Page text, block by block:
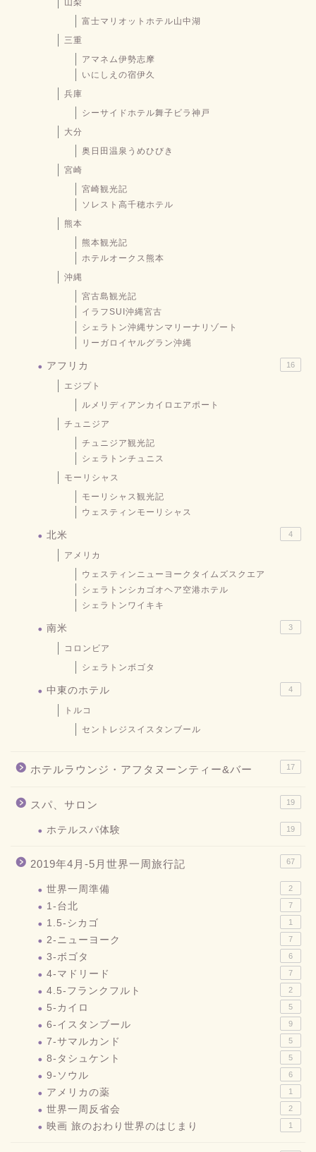
富士マリオットホテル山中湖
三重
アマネム伊勢志摩
いにしえの宿伊久
兵庫
シーサイドホテル舞子ビラ神戸
大分
奥日田温泉うめひびき
宮崎
宮崎観光記
ソレスト高千穂ホテル
熊本
熊本観光記
ホテルオークス熊本
沖縄
宮古島観光記
イラフSUI沖縄宮古
シェラトン沖縄サンマリーナリゾート
リーガロイヤルグラン沖縄
アフリカ 16
エジプト
ルメリディアンカイロエアポート
チュニジア
チュニジア観光記
シェラトンチュニス
モーリシャス
モーリシャス観光記
ウェスティンモーリシャス
北米 4
アメリカ
ウェスティンニューヨークタイムズスクエア
シェラトンシカゴオヘア空港ホテル
シェラトンワイキキ
南米 3
コロンビア
シェラトンボゴタ
中東のホテル 4
トルコ
セントレジスイスタンブール
ホテルラウンジ・アフタヌーンティー&バー 17
スパ、サロン 19
ホテルスパ体験 19
2019年4月-5月世界一周旅行記 67
世界一周準備 2
1-台北 7
1.5-シカゴ 1
2-ニューヨーク 7
3-ボゴタ 6
4-マドリード 7
4.5-フランクフルト 2
5-カイロ 5
6-イスタンブール 9
7-サマルカンド 5
8-タシュケント 5
9-ソウル 6
アメリカの薬 1
世界一周反省会 2
映画 旅のおわり世界のはじまり 1